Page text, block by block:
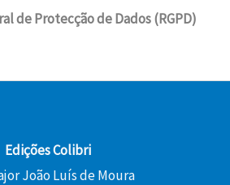
de Protecção de Dados (RGPD)
Edições Colibri
João Luís de Moura